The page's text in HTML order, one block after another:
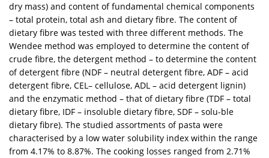
dry mass) and content of fundamental chemical components
– total protein, total ash and dietary fibre. The content of
dietary fibre was tested with three different methods. The
Wendee method was employed to determine the content of
crude fibre, the detergent method – to determine the content
of detergent fibre (NDF – neutral detergent fibre, ADF – acid
detergent fibre, CEL– cellulose, ADL – acid detergent lignin)
and the enzymatic method – that of dietary fibre (TDF – total
dietary fibre, IDF – insoluble dietary fibre, SDF – solu-ble
dietary fibre). The studied assortments of pasta were
characterised by a low water solubility index within the range
from 4.17% to 8.87%. The cooking losses ranged from 2.71%